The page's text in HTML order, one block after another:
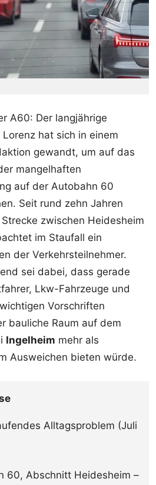
A60: Der langjährige
hat sich in einem
gewandt, um auf das
mangelhaften
auf der Autobahn 60
Seit rund zehn Jahren
zwischen Heidesheim
im Staufall ein
der Verkehrsteilnehmer.
sei dabei, dass gerade
Lkw-Fahrzeuge und
Vorschriften
bauliche Raum auf dem
Ingelheim mehr als
Ausweichen bieten würde.
Alltagsproblem (Juli
60, Abschnitt Heidesheim –